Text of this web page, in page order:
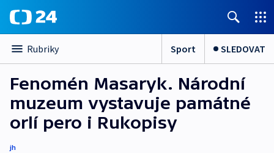
Rubriky Sport SLEDOVAT
Fenomén Masaryk. Národní
muzeum vystavuje památné
orlí pero i Rukopisy
jh